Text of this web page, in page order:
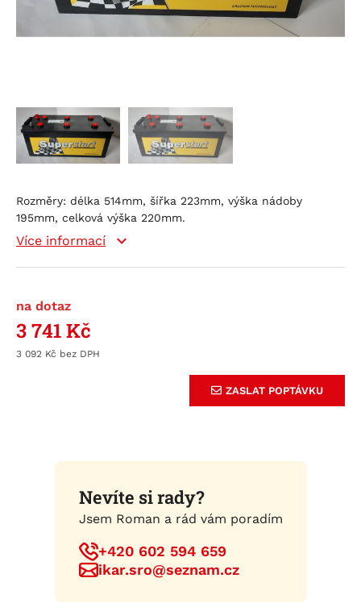
Rozměry: délka 514mm, šířka 223mm, výška nádoby
195mm, celková výška 220mm.
Více informací
na dotaz
3 741Kč
3 092 Kč
ZASLAT POPTÁVKU
Nevíte si rady?
Jsem Roman a rád vám poradím
+420 602 594 659
ikar.sro@seznam.cz